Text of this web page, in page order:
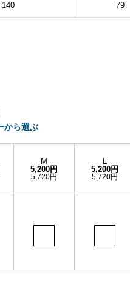
79
から選ぶ
M
5,200円
5,720円
L
5,200円
5,720円